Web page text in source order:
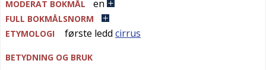
MODERAT BOKMÅL en
FULL BOKMÅLSNORM
ETYMOLOGI
første ledd cirrus
BETYDNING OG BRUK